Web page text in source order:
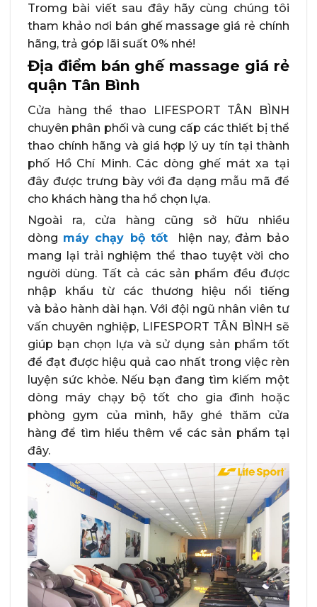
Tromg bài viết sau đây hãy cùng chúng tôi
tham khảo nơi bán ghế massage giá rẻ chính
hãng, trả góp lãi suất 0% nhé!
Địa điểm bán ghế massage giá rẻ
quận Tân Bình
Cửa hàng thể thao LIFESPORT TÂN BÌNH
chuyên phân phối và cung cấp các thiết bị thể
thao chính hãng và giá hợp lý uy tín tại thành
phố Hồ Chí Minh. Các dòng ghế mát xa tại
đây được trưng bày với đa dạng mẫu mã để
cho khách hàng tha hồ chọn lựa.
Ngoài ra, cửa hàng cũng sở hữu nhiều
dòng máy chạy bộ tốt
hiện nay, đảm bảo
mang lại trải nghiệm thể thao tuyệt vời cho
người dùng. Tất cả các sản phẩm đều được
nhập khẩu từ các thương hiệu nổi tiếng
và bảo hành dài hạn. Với đội ngũ nhân viên tư
vấn chuyên nghiệp, LIFESPORT TÂN BÌNH sẽ
giúp bạn chọn lựa và sử dụng sản phẩm tốt
để đạt được hiệu quả cao nhất trong việc rèn
luyện sức khỏe. Nếu bạn đang tìm kiếm một
dòng máy chạy bộ tốt cho gia đình hoặc
phòng gym của mình, hãy ghé thăm cửa
hàng để tìm hiểu thêm về các sản phẩm tại
đây.